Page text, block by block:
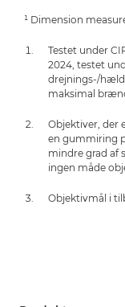
¹ Dimension
Testet under
2024, testet
drejnings-/
maksimal
Objektiver, der
en gummiring
mindre grad af
ingen måde
Objektivmål i